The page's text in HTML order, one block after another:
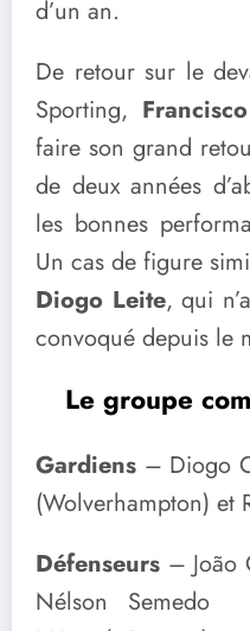
d’un an.
De retour sur le
Sporting,
faire son grand
de deux années
les bonnes
Un cas de figure
Diogo Leite, qui
convoqué depuis le
Le groupe
Gardiens – Diogo
(Wolverhampton) et
Défenseurs – João
Nélson Semedo